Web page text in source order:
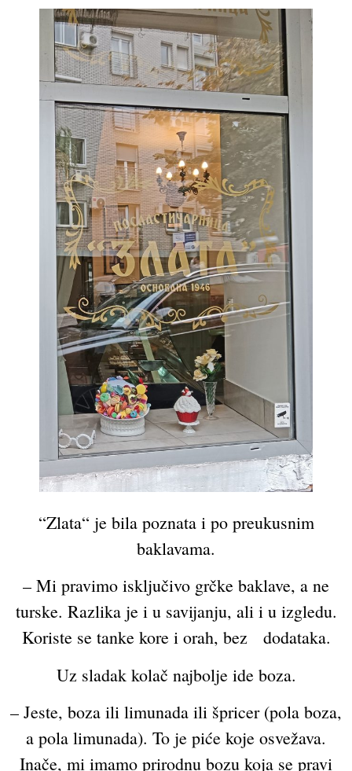
“Zlata“ je bila poznata i po preukusnim
baklavama.
– Mi pravimo isključivo grčke baklave, a ne
turske. Razlika je i u savijanju, ali i u izgledu.
Koriste se tanke kore i orah, bez dodataka.
Uz sladak kolač najbolje ide boza.
– Jeste, boza ili limunada ili špricer (pola boza,
a pola limunada). To je piće koje osvežava.
Inače, mi imamo prirodnu bozu koja se pravi